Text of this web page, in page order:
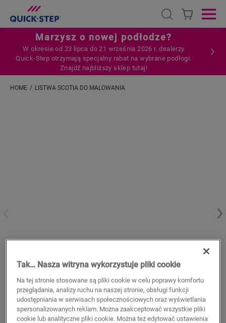
Open search
Marzysz o nowej podłodze?
W okresie od 23 lipca do 21 września 2026 r. dealerzy
Quick‑Step otrzymają specjalny rabat na wybrane podłogi.
Znajdź najbliższy sklep tutaj!
HOME LISTWA SCOTIA DO MALOWANIA
Tak… Nasza witryna wykorzystuje pliki cookie
Na tej stronie stosowane są pliki cookie w celu poprawy komfortu
przeglądania, analizy ruchu na naszej stronie, obsługi funkcji
udostępniania w serwisach społecznościowych oraz wyświetlania
spersonalizowanych reklam. Można zaakceptować wszystkie pliki
cookie lub analityczne pliki cookie. Można też edytować ustawienia